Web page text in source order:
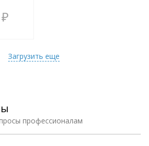
₽
Загрузить еще
профессионалам